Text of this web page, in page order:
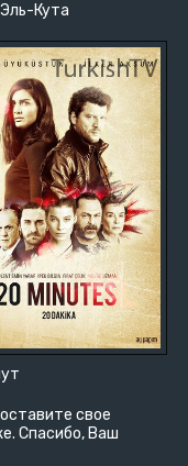
Кута
свое
Спасибо, Ваш